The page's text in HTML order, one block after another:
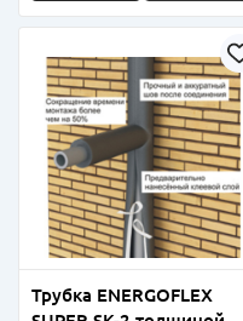
Трубка ENERGOFLEX